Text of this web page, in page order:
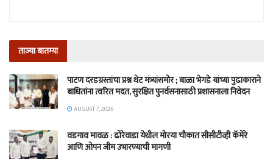
ताज्या बातम्या
पाटण दरडग्रस्तांचा प्रश्न थेट मंत्र्यांसमोर ; बाळा भेगडे यांच्या पुढाकाराने
बाधितांना त्वरित मदत, सुरक्षित पुनर्वसनासाठी प्रशासनाला निवेदन
AUGUST 7, 2026
वडगाव मावळ : ढोरेवाडा येथील मोरया चौकात सीसीटीव्ही कॅमेरे
आणि ओपन जीम उभारण्याची मागणी